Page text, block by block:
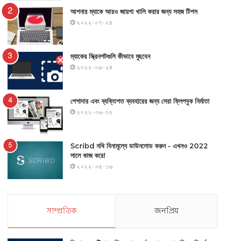
আপনার ম্যাকে আরও জায়গা খালি করার জন্য সহজ টিপস
২০২২-০৭-২৪
ম্যাকের স্ক্রিনশটগুলি কীভাবে মুছবেন
২০২২-০৬-২৪
পেশাদার এবং ব্যক্তিগত ব্যবহারের জন্য সেরা ফ্লিপবুক নির্মাতা
২০২২-০৬-০৩
Scribd নথি বিনামূল্যে ডাউনলোড করুন - এখনও 2022
সালে কাজ করে!
২০২২-০৫-১৬
সাম্প্রতিক জনপ্রিয়